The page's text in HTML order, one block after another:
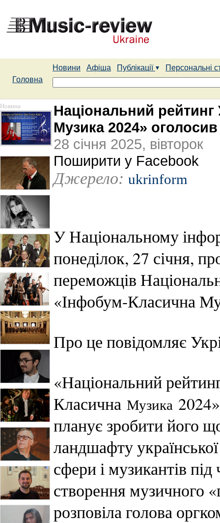
Новини Афіша Публікації
Персональні
Головна
Новина
Національний
Музика 2024»
28 січня 2025, вівторок
Поширити у Facebook
Джерело: ukrinform
У Національному
понеділок, 27 січня,
переможців
«Інфобум-Класична
Про це повідомляє
«Національний
Класична Музика
планує зробити його
ландшафту
сфери і музикантів
створення музичного
розповіла голова